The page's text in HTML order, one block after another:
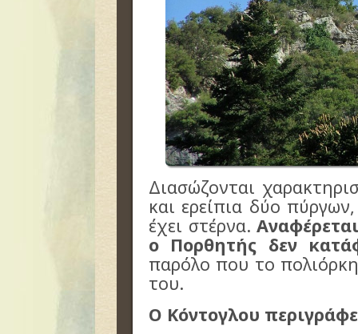
Διασώζονται
και ερείπια δύο
έχει στέρνα.
ο Πορθητής δεν
παρόλο που το
του.
Ο Κόντογλου